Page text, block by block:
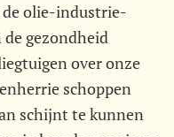
olie-industrie-
de gezondheid
over onze
schoppen
schijnt te kunnen